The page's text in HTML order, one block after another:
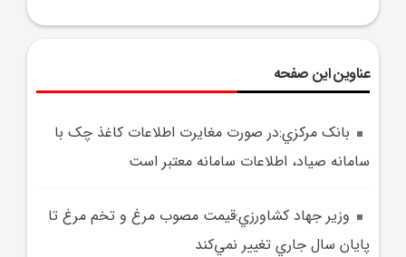
عناوین این صفحه
بانک مرکزي:در صورت مغايرت اطلاعات کاغذ چک با
سامانه صياد، اطلاعات سامانه معتبر است
وزير جهاد کشاورزي:قيمت مصوب مرغ و تخم مرغ تا
پايان سال جاري تغيير نمي‌کند